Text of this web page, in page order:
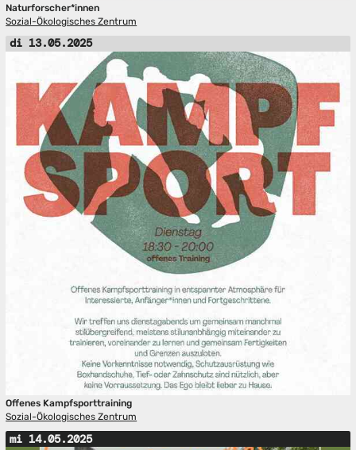
Naturforscher*innen
Sozial-Ökologisches Zentrum
di 13.05.2025
Offenes Kampfsporttraining
Sozial-Ökologisches Zentrum
mi 14.05.2025